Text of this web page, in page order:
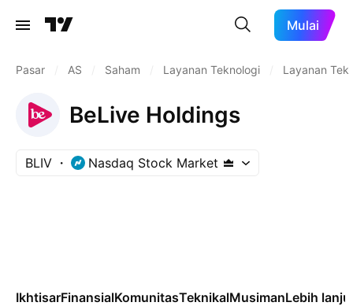
Mulai
Pasar AS Saham Layanan Teknologi Layanan
BeLive Holdings
BLIV Nasdaq Stock Market
IkhtisarFinansialKomunitasTeknikalMusimanLebih